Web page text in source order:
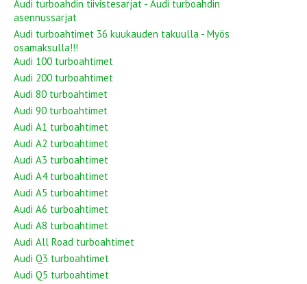
Audi turboahdin tiivistesarjat - Audi turboahdin
asennussarjat
Audi turboahtimet 36 kuukauden takuulla - Myös
osamaksulla!!!
Audi 100 turboahtimet
Audi 200 turboahtimet
Audi 80 turboahtimet
Audi 90 turboahtimet
Audi A1 turboahtimet
Audi A2 turboahtimet
Audi A3 turboahtimet
Audi A4 turboahtimet
Audi A5 turboahtimet
Audi A6 turboahtimet
Audi A8 turboahtimet
Audi All Road turboahtimet
Audi Q3 turboahtimet
Audi Q5 turboahtimet